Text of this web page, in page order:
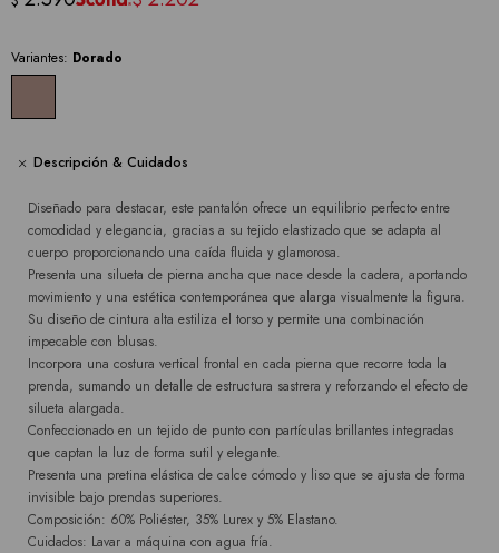
Variantes: Dorado
Descripción & Cuidados
Diseñado para destacar, este pantalón ofrece un equilibrio perfecto entre
comodidad y elegancia, gracias a su tejido elastizado que se adapta al
cuerpo proporcionando una caída fluida y glamorosa.
Presenta una silueta de pierna ancha que nace desde la cadera, aportando
movimiento y una estética contemporánea que alarga visualmente la figura.
Su diseño de cintura alta estiliza el torso y permite una combinación
impecable con blusas.
Incorpora una costura vertical frontal en cada pierna que recorre toda la
prenda, sumando un detalle de estructura sastrera y reforzando el efecto de
silueta alargada.
Confeccionado en un tejido de punto con partículas brillantes integradas
que captan la luz de forma sutil y elegante.
Presenta una pretina elástica de calce cómodo y liso que se ajusta de forma
invisible bajo prendas superiores.
Composición: 60% Poliéster, 35% Lurex y 5% Elastano.
Cuidados: Lavar a máquina con agua fría.